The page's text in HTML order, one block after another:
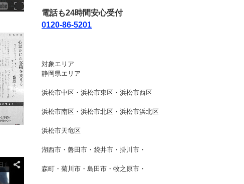
電話も24時間安心受付
0120-86-5201
対象エリア
静岡県エリア
浜松市中区・浜松市東区・浜松市西区
浜松市南区・浜松市北区・浜松市浜北区
浜松市天竜区
湖西市・磐田市・袋井市・掛川市・
森町・菊川市・島田市・牧之原市・